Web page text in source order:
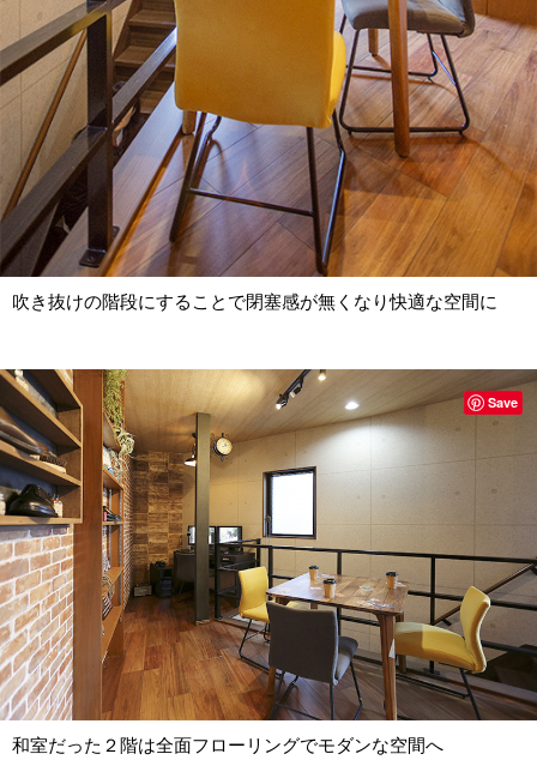
吹き抜けの階段にすることで閉塞感が無くなり快適な空間に
和室だった２階は全面フローリングでモダンな空間へ
Save